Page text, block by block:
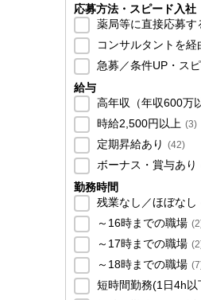
応募方法・スピード入社
薬局等に直接応募す
コンサルタントを経
急募／条件UP・ス
給与
高年収（年収600万
時給2,500円以上 (3)
定期昇給あり (42)
ボーナス・賞与あり
勤務時間
残業なし／ほぼなし
～16時までの職場 (2
～17時までの職場 (2
～18時までの職場 (7
短時間勤務(1日4h以